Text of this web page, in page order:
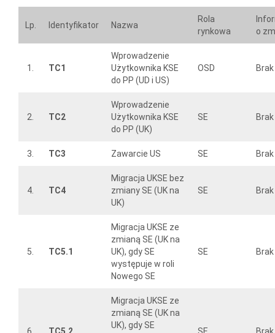
Lp. Identyfikator Nazwa
Rola
rynkowa
o
1. TC1
Wprowadzenie
Użytkownika KSE
do PP (UD i US)
OSD Brak
2. TC2
Wprowadzenie
Użytkownika KSE
do PP (UK)
SE Brak
3. TC3 Zawarcie US SE Brak
4. TC4
Migracja UKSE bez
zmiany SE (UK na
UK)
SE Brak
5. TC5.1
Migracja UKSE ze
zmianą SE (UK na
UK), gdy SE
występuje w roli
Nowego SE
SE Brak
6. TC5.2
Migracja UKSE ze
zmianą SE (UK na
UK), gdy SE
SE Brak